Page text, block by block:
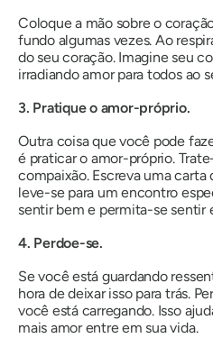
Coloque a mão sobre o
fundo algumas vezes. Ao
do seu coração. Imagine seu
irradiando amor para todos ao
3. Pratique o amor-próprio.
Outra coisa que você pode
é praticar o amor-próprio.
compaixão. Escreva uma carta
leve-se para um encontro
sentir bem e permita-se sentir
4. Perdoe-se.
Se você está guardando
hora de deixar isso para trás.
você está carregando. Isso
mais amor entre em sua vida.